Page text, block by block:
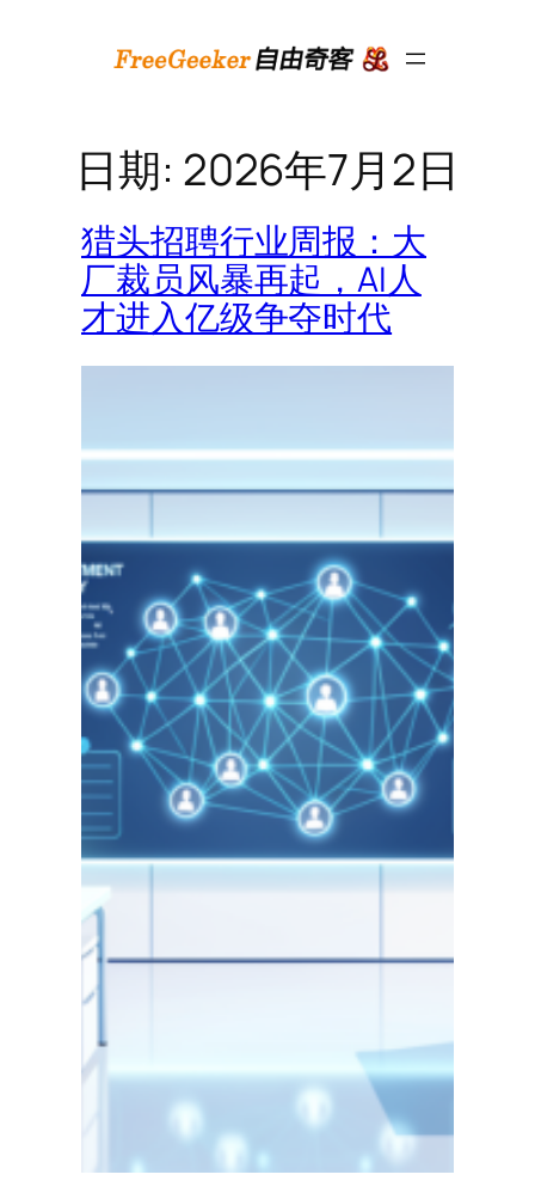
日期: 2026年7月2日
猎头招聘行业周报：大
厂裁员风暴再起，AI人
才进入亿级争夺时代